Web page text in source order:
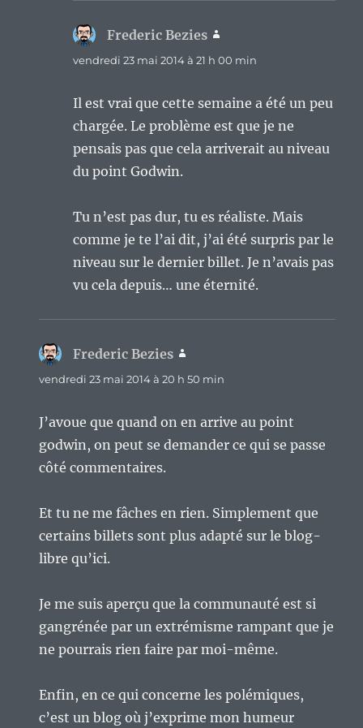
Frederic Bezies
vendredi 23 mai 2014 à 21 h 00 min
Il est vrai que cette semaine a été un peu
chargée. Le problème est que je ne
pensais pas que cela arriverait au niveau
du point Godwin.
Tu n’est pas dur, tu es réaliste. Mais
comme je te l’ai dit, j’ai été surpris par le
niveau sur le dernier billet. Je n’avais pas
vu cela depuis… une éternité.
Frederic Bezies
vendredi 23 mai 2014 à 20 h 50 min
J’avoue que quand on en arrive au point
godwin, on peut se demander ce qui se passe
côté commentaires.
Et tu ne me fâches en rien. Simplement que
certains billets sont plus adapté sur le blog-
libre qu’ici.
Je me suis aperçu que la communauté est si
gangrénée par un extrémisme rampant que je
ne pourrais rien faire par moi-même.
Enfin, en ce qui concerne les polémiques,
c’est un blog où j’exprime mon humeur